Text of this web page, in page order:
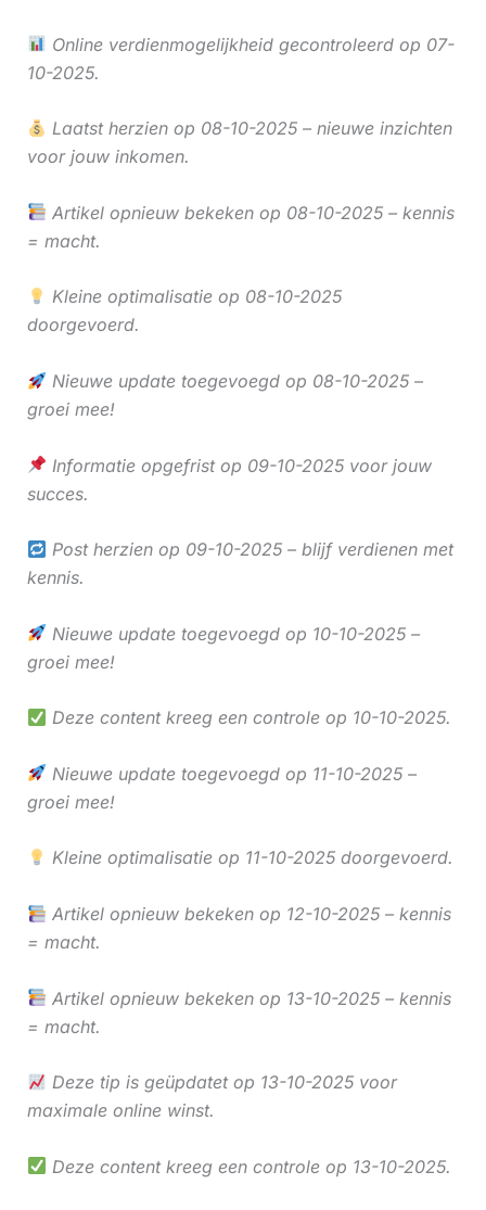
Online verdienmogelijkheid gecontroleerd op 07-
10-2025.
Laatst herzien op 08-10-2025 – nieuwe inzichten
voor jouw inkomen.
Artikel opnieuw bekeken op 08-10-2025 – kennis
= macht.
Kleine optimalisatie op 08-10-2025
doorgevoerd.
Nieuwe update toegevoegd op 08-10-2025 –
groei mee!
Informatie opgefrist op 09-10-2025 voor jouw
succes.
Post herzien op 09-10-2025 – blijf verdienen met
kennis.
Nieuwe update toegevoegd op 10-10-2025 –
groei mee!
Deze content kreeg een controle op 10-10-2025.
Nieuwe update toegevoegd op 11-10-2025 –
groei mee!
Kleine optimalisatie op 11-10-2025 doorgevoerd.
Artikel opnieuw bekeken op 12-10-2025 – kennis
= macht.
Artikel opnieuw bekeken op 13-10-2025 – kennis
= macht.
Deze tip is geüpdatet op 13-10-2025 voor
maximale online winst.
Deze content kreeg een controle op 13-10-2025.